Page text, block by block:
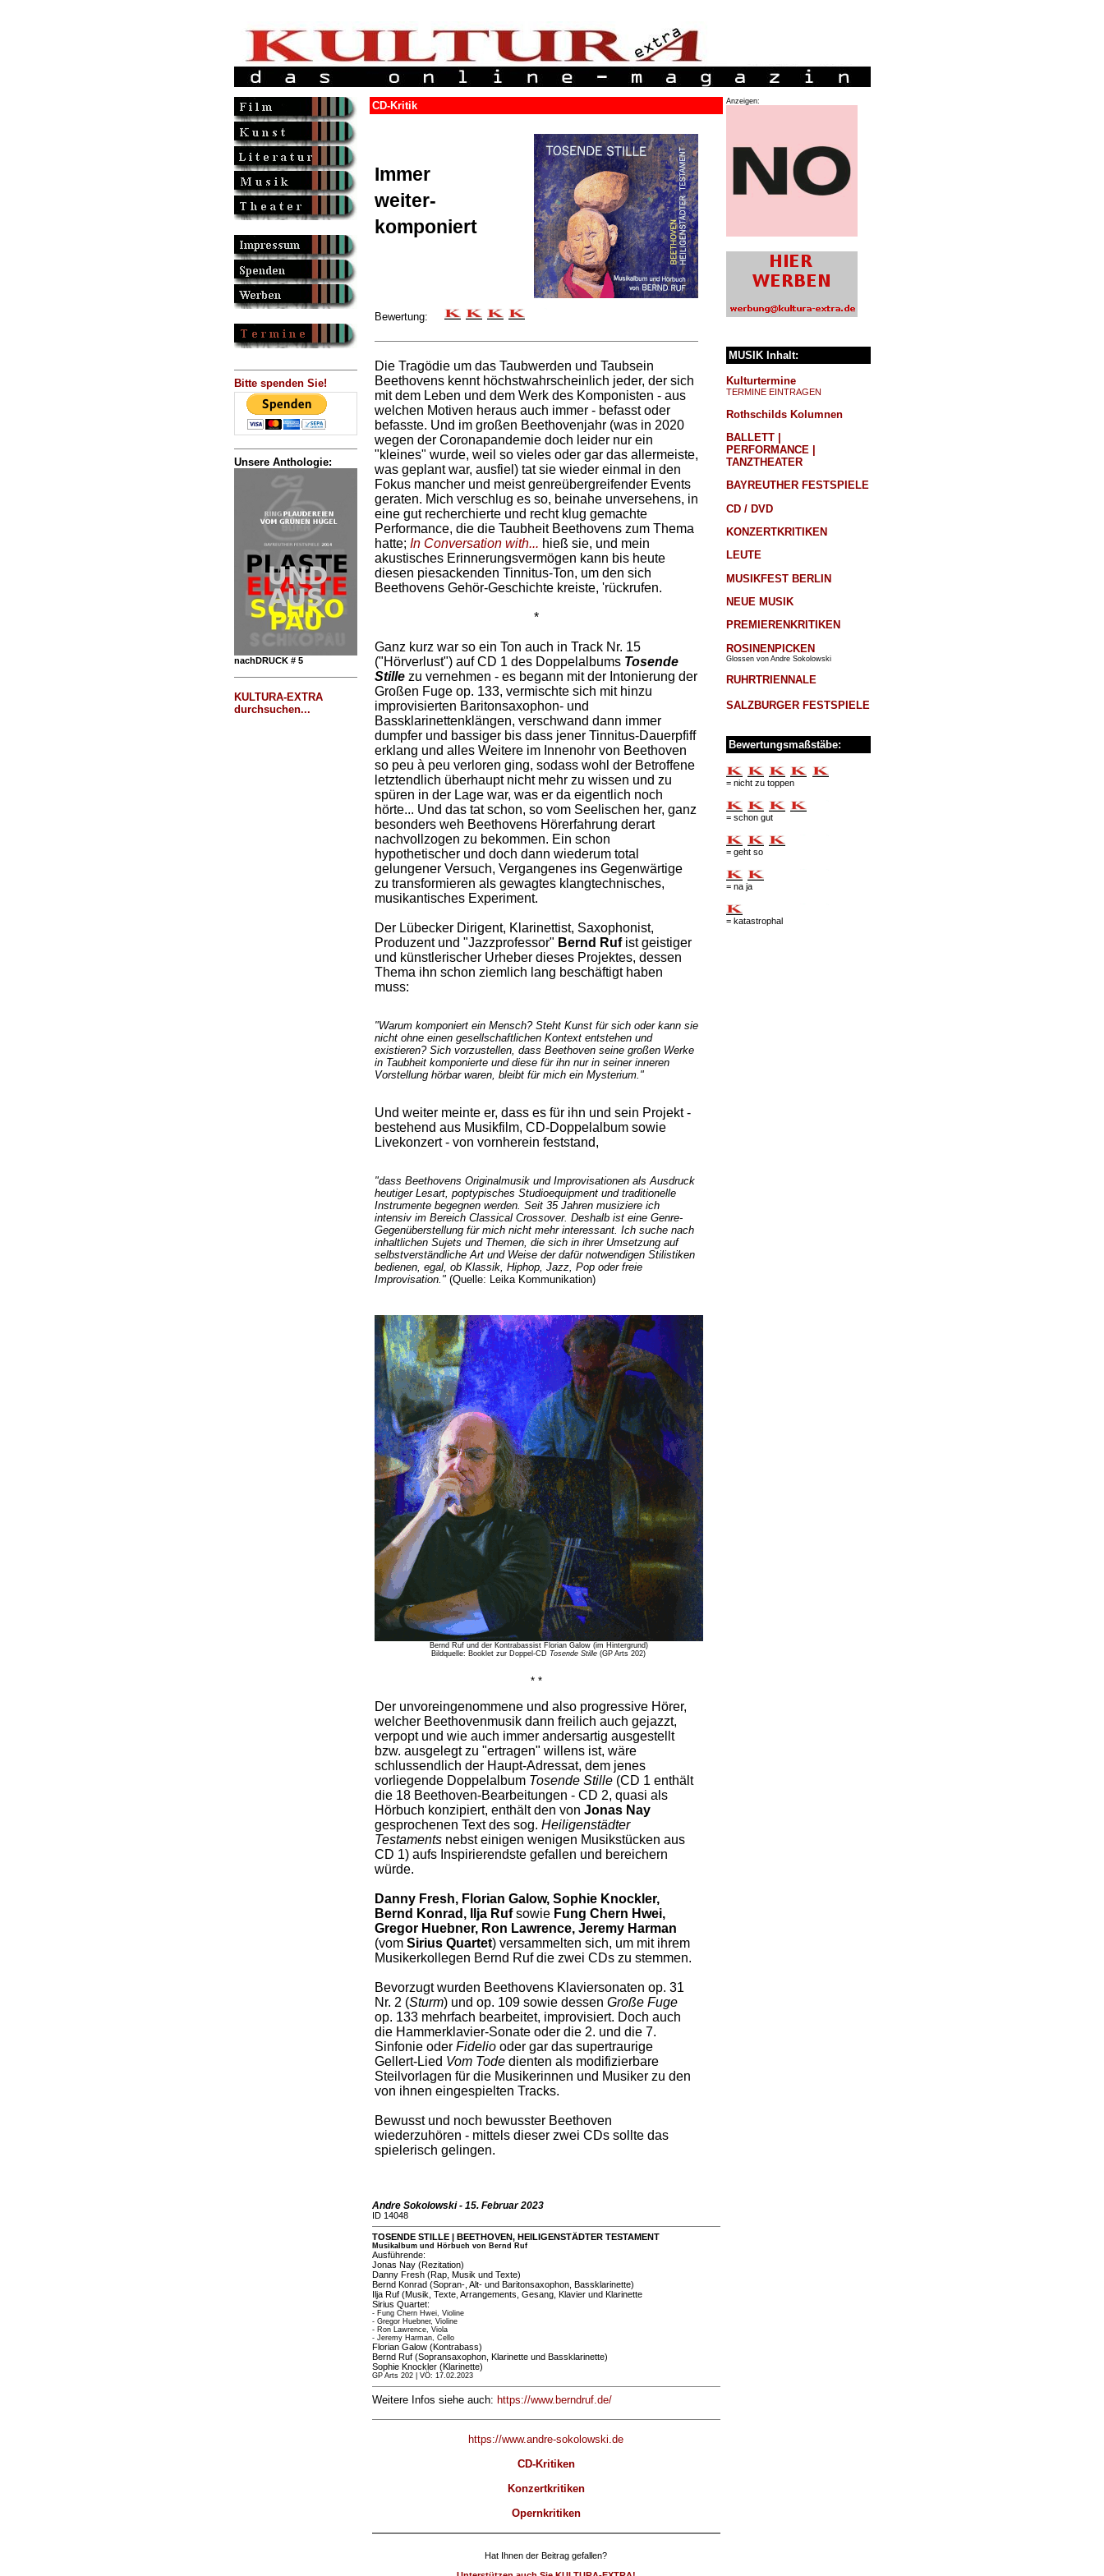
Bitte spenden Sie!
Unsere Anthologie:
nachDRUCK # 5
KULTURA-EXTRA
durchsuchen...
CD-Kritik
Immer
weiter-
komponiert
Bewertung:
Die Tragödie um das Taubwerden und Taubsein
Beethovens kennt höchstwahrscheinlich jeder, der sich
mit dem Leben und dem Werk des Komponisten - aus
welchen Motiven heraus auch immer - befasst oder
befasste. Und im großen Beethovenjahr (was in 2020
wegen der Coronapandemie doch leider nur ein
"kleines" wurde, weil so vieles oder gar das allermeiste,
was geplant war, ausfiel) tat sie wieder einmal in den
Fokus mancher und meist genreübergreifender Events
geraten. Mich verschlug es so, beinahe unversehens, in
eine gut recherchierte und recht klug gemachte
Performance, die die Taubheit Beethovens zum Thema
hatte; In Conversation with... hieß sie, und mein
akustisches Erinnerungsvermögen kann bis heute
diesen piesackenden Tinnitus-Ton, um den sich
Beethovens Gehör-Geschichte kreiste, 'rückrufen.
*
Ganz kurz war so ein Ton auch in Track Nr. 15
("Hörverlust") auf CD 1 des Doppelalbums Tosende
Stillezu vernehmen - es begann mit der Intonierung der
Großen Fuge op. 133, vermischte sich mit hinzu
improvisierten Baritonsaxophon- und
Bassklarinettenklängen, verschwand dann immer
dumpfer und bassiger bis dass jener Tinnitus-Dauerpfiff
erklang und alles Weitere im Innenohr von Beethoven
so peu à peu verloren ging, sodass wohl der Betroffene
letztendlich überhaupt nicht mehr zu wissen und zu
spüren in der Lage war, was er da eigentlich noch
hörte... Und das tat schon, so vom Seelischen her, ganz
besonders weh Beethovens Hörerfahrung derart
nachvollzogen zu bekommen. Ein schon
hypothetischer und doch dann wiederum total
gelungener Versuch, Vergangenes ins Gegenwärtige
zu transformieren als gewagtes klangtechnisches,
musikantisches Experiment.
Der Lübecker Dirigent, Klarinettist, Saxophonist,
Produzent und "Jazzprofessor" Bernd Rufist geistiger
und künstlerischer Urheber dieses Projektes, dessen
Thema ihn schon ziemlich lang beschäftigt haben
muss:
"Warum komponiert ein Mensch? Steht Kunst für sich oder kann sie
nicht ohne einen gesellschaftlichen Kontext entstehen und
existieren? Sich vorzustellen, dass Beethoven seine großen Werke
in Taubheit komponierte und diese für ihn nur in seiner inneren
Vorstellung hörbar waren, bleibt für mich ein Mysterium."
Und weiter meinte er, dass es für ihn und sein Projekt -
bestehend aus Musikfilm, CD-Doppelalbum sowie
Livekonzert - von vornherein feststand,
"dass Beethovens Originalmusik und Improvisationen als Ausdruck
heutiger Lesart, poptypisches Studioequipment und traditionelle
Instrumente begegnen werden. Seit 35 Jahren musiziere ich
intensiv im Bereich Classical Crossover. Deshalb ist eine Genre-
Gegenüberstellung für mich nicht mehr interessant. Ich suche nach
inhaltlichen Sujets und Themen, die sich in ihrer Umsetzung auf
selbstverständliche Art und Weise der dafür notwendigen Stilistiken
bedienen, egal, ob Klassik, Hiphop, Jazz, Pop oder freie
Improvisation."(Quelle: Leika Kommunikation)
Bernd Ruf und der Kontrabassist Florian Galow (im Hintergrund)
Bildquelle: Booklet zur Doppel-CD Tosende Stille (GP Arts 202)
* *
Der unvoreingenommene und also progressive Hörer,
welcher Beethovenmusik dann freilich auch gejazzt,
verpopt und wie auch immer andersartig ausgestellt
bzw. ausgelegt zu "ertragen" willens ist, wäre
schlussendlich der Haupt-Adressat, dem jenes
vorliegende Doppelalbum Tosende Stille(CD 1 enthält
die 18 Beethoven-Bearbeitungen - CD 2, quasi als
Hörbuch konzipiert, enthält den von Jonas Nay
gesprochenen Text des sog. Heiligenstädter
Testamentsnebst einigen wenigen Musikstücken aus
CD 1) aufs Inspirierendste gefallen und bereichern
würde.
Danny Fresh, Florian Galow, Sophie Knockler,
Bernd Konrad, Ilja Rufsowie Fung Chern Hwei,
Gregor Huebner, Ron Lawrence, Jeremy Harman
(vom Sirius Quartet) versammelten sich, um mit ihrem
Musikerkollegen Bernd Ruf die zwei CDs zu stemmen.
Bevorzugt wurden Beethovens Klaviersonaten op. 31
Nr. 2 (Sturm) und op. 109 sowie dessen Große Fuge
op. 133 mehrfach bearbeitet, improvisiert. Doch auch
die Hammerklavier-Sonate oder die 2. und die 7.
Sinfonie oder Fideliooder gar das supertraurige
Gellert-Lied Vom Todedienten als modifizierbare
Steilvorlagen für die Musikerinnen und Musiker zu den
von ihnen eingespielten Tracks.
Bewusst und noch bewusster Beethoven
wiederzuhören - mittels dieser zwei CDs sollte das
spielerisch gelingen.
Andre Sokolowski - 15. Februar 2023
ID 14048
TOSENDE STILLE | BEETHOVEN, HEILIGENSTÄDTER TESTAMENT
Musikalbum und Hörbuch von Bernd Ruf
Ausführende:
Jonas Nay (Rezitation)
Danny Fresh (Rap, Musik und Texte)
Bernd Konrad (Sopran-, Alt- und Baritonsaxophon, Bassklarinette)
Ilja Ruf (Musik, Texte, Arrangements, Gesang, Klavier und Klarinette
Sirius Quartet:
- Fung Chern Hwei, Violine
- Gregor Huebner, Violine
- Ron Lawrence, Viola
- Jeremy Harman, Cello
Florian Galow (Kontrabass)
Bernd Ruf (Sopransaxophon, Klarinette und Bassklarinette)
Sophie Knockler (Klarinette)
GP Arts 202 | VÖ: 17.02.2023
Weitere Infos siehe auch: https://www.berndruf.de/
https://www.andre-sokolowski.de
CD-Kritiken
Konzertkritiken
Opernkritiken
Hat Ihnen der Beitrag gefallen?
Anzeigen:
MUSIK Inhalt:
Kulturtermine
TERMINE EINTRAGEN
Rothschilds Kolumnen
BALLETT |
PERFORMANCE |
TANZTHEATER
BAYREUTHER FESTSPIELE
CD / DVD
KONZERTKRITIKEN
LEUTE
MUSIKFEST BERLIN
NEUE MUSIK
PREMIERENKRITIKEN
ROSINENPICKEN
Glossen von Andre Sokolowski
RUHRTRIENNALE
SALZBURGER FESTSPIELE
Bewertungsmaßstäbe:
= nicht zu toppen
= schon gut
= geht so
= na ja
= katastrophal